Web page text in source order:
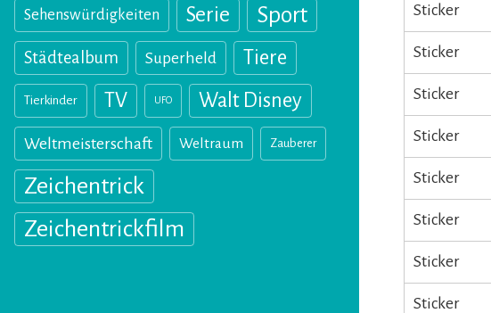
Sehenswürdigkeiten Serie Sport
Städtealbum Superheld Tiere
Tierkinder TV UFO Walt Disney
Weltmeisterschaft Weltraum Zauberer
Zeichentrick
Zeichentrickfilm
Sticker
Sticker
Sticker
Sticker
Sticker
Sticker
Sticker
Sticker